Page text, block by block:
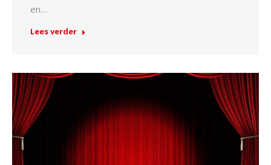
en…
Lees verder